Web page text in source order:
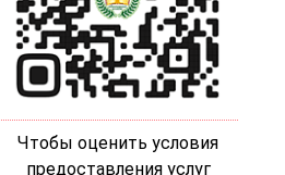
Чтобы оценить условия
предоставления услуг